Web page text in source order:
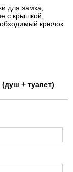
для замка,
с крышкой,
крючок
+ туалет)